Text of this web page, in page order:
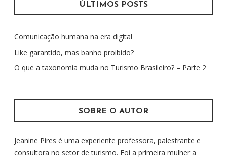
i
a
r
p
:
ÚLTIMOS POSTS
Comunicação humana na era digital
Like garantido, mas banho proibido?
O que a taxonomia muda no Turismo Brasileiro? – Parte 2
SOBRE O AUTOR
Jeanine Pires é uma experiente professora, palestrante e
consultora no setor de turismo. Foi a primeira mulher a